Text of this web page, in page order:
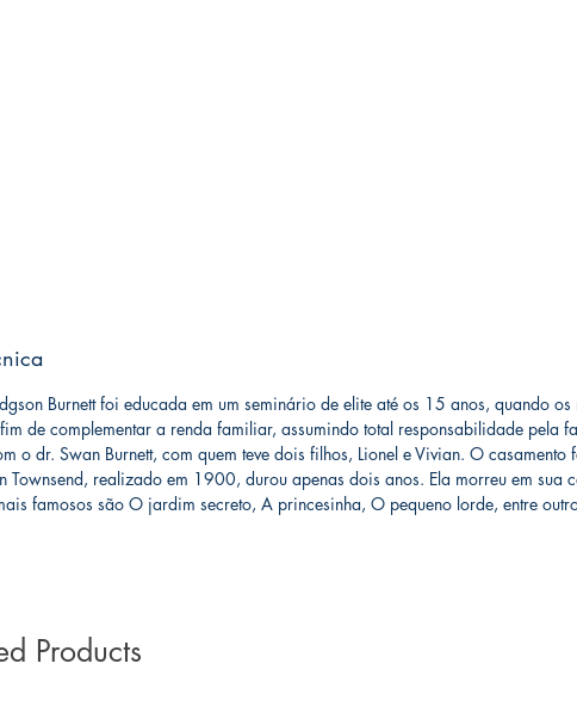
Burnett foi educada em um seminário de elite até os 15 anos, quando
de complementar a renda familiar, assumindo total responsabilidade
o dr. Swan Burnett, com quem teve dois filhos, Lionel e Vivian. O
Townsend, realizado em 1900, durou apenas dois anos. Ela morreu em sua
famosos são O jardim secreto, A princesinha, O pequeno lorde, entre
Products